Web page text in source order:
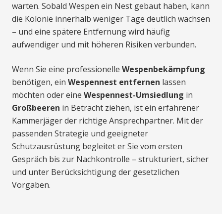
warten. Sobald Wespen ein Nest gebaut haben, kann
die Kolonie innerhalb weniger Tage deutlich wachsen
– und eine spätere Entfernung wird häufig
aufwendiger und mit höheren Risiken verbunden.
Wenn Sie eine professionelle Wespenbekämpfung
benötigen, ein Wespennest entfernen lassen
möchten oder eine Wespennest-Umsiedlung in
Großbeeren in Betracht ziehen, ist ein erfahrener
Kammerjäger der richtige Ansprechpartner. Mit der
passenden Strategie und geeigneter
Schutzausrüstung begleitet er Sie vom ersten
Gespräch bis zur Nachkontrolle – strukturiert, sicher
und unter Berücksichtigung der gesetzlichen
Vorgaben.